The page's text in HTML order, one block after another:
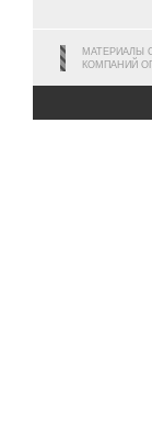
МАТЕРИАЛЫ
КОМПАНИЙ